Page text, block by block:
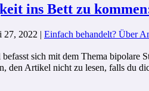
ins Bett zu
27, 2022 | Einfach behandelt? Über
sich mit dem Thema bipolare
den Artikel nicht zu lesen, falls du